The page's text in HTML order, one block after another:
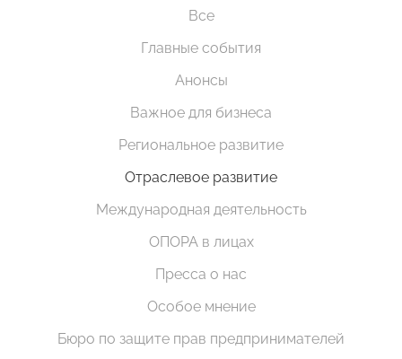
Все
Главные события
Анонсы
Важное для бизнеса
Региональное развитие
Отраслевое развитие
Международная деятельность
ОПОРА в лицах
Пресса о нас
Особое мнение
Бюро по защите прав предпринимателей